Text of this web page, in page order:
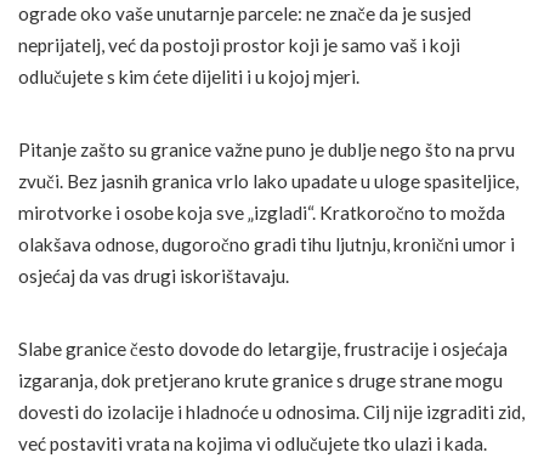
ograde oko vaše unutarnje parcele: ne znače da je susjed
neprijatelj, već da postoji prostor koji je samo vaš i koji
odlučujete s kim ćete dijeliti i u kojoj mjeri.
Pitanje zašto su granice važne puno je dublje nego što na prvu
zvuči. Bez jasnih granica vrlo lako upadate u uloge spasiteljice,
mirotvorke i osobe koja sve „izgladi“. Kratkoročno to možda
olakšava odnose, dugoročno gradi tihu ljutnju, kronični umor i
osjećaj da vas drugi iskorištavaju.
Slabe granice često dovode do letargije, frustracije i osjećaja
izgaranja, dok pretjerano krute granice s druge strane mogu
dovesti do izolacije i hladnoće u odnosima. Cilj nije izgraditi zid,
već postaviti vrata na kojima vi odlučujete tko ulazi i kada.